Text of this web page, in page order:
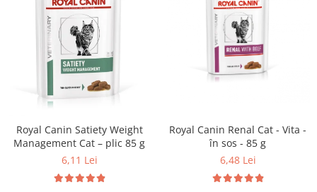
Royal Canin Satiety Weight
Management Cat – plic 85 g
6,11 Lei
Royal Canin Renal Cat - Vita -
în sos - 85 g
6,48 Lei